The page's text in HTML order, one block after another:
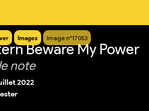
Images Image n°17053
Beware My Power
note
2022